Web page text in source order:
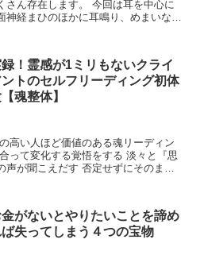
さん存在します。 今回は耳を中心に
経まひのほかに耳鳴り、めまいなど
！霊感が1ミリもないクライ
ントのセルフリーディング初体
魂整体】
高い人ほど価値のある魂リーディン
って変化する覚悟をする 淡々と『思
声が聞こえだす 否定せずにそのまま
金がないとやりたいことを諦め
失ってしまう４つの宝物